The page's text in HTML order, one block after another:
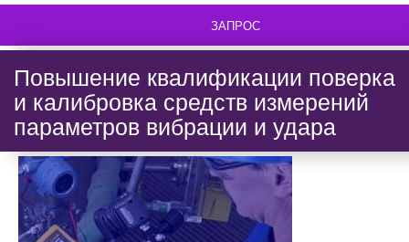
ЗАПРОС
Повышение квалификации поверка
и калибровка средств измерений
параметров вибрации и удара